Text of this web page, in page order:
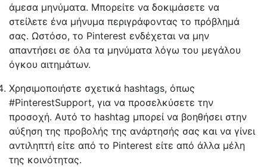
άμεσα μηνύματα. Μπορείτε να δοκιμάσετε να
στείλετε ένα μήνυμα περιγράφοντας το πρόβλημά
σας. Ωστόσο, το Pinterest ενδέχεται να μην
απαντήσει σε όλα τα μηνύματα λόγω του μεγάλου
όγκου αιτημάτων.
Χρησιμοποιήστε σχετικά hashtags, όπως
#PinterestSupport, για να προσελκύσετε την
προσοχή. Αυτό το hashtag μπορεί να βοηθήσει στην
αύξηση της προβολής της ανάρτησής σας και να γίνει
αντιληπτή είτε από το Pinterest είτε από άλλα μέλη
της κοινότητας.